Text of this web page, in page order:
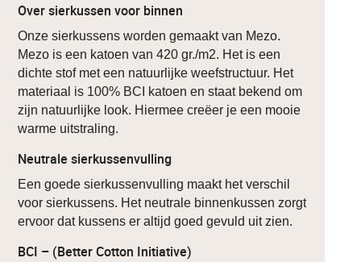
Over sierkussen voor binnen
Onze sierkussens worden gemaakt van Mezo.
Mezo is een katoen van 420 gr./m2. Het is een
dichte stof met een natuurlijke weefstructuur. Het
materiaal is 100% BCI katoen en staat bekend om
zijn natuurlijke look. Hiermee creëer je een mooie
warme uitstraling.
Neutrale sierkussenvulling
Een goede sierkussenvulling maakt het verschil
voor sierkussens. Het neutrale binnenkussen zorgt
ervoor dat kussens er altijd goed gevuld uit zien.
BCI – (Better Cotton Initiative)